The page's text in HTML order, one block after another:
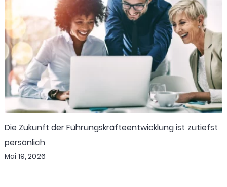
Die Zukunft der Führungskräfteentwicklung ist zutiefst
persönlich
Mai 19, 2026